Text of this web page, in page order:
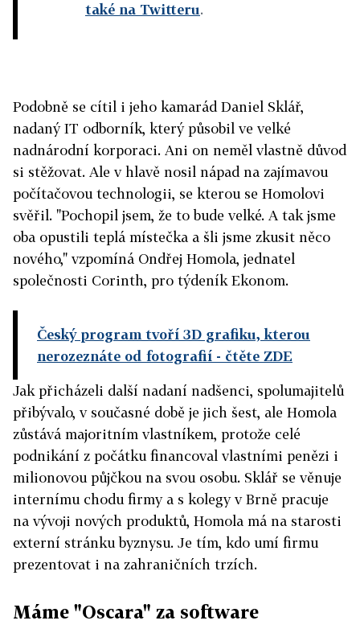
také na Twitteru.
Podobně se cítil i jeho kamarád Daniel Sklář,
nadaný IT odborník, který působil ve velké
nadnárodní korporaci. Ani on neměl vlastně důvod
si stěžovat. Ale v hlavě nosil nápad na zajímavou
počítačovou technologii, se kterou se Homolovi
svěřil. "Pochopil jsem, že to bude velké. A tak jsme
oba opustili teplá místečka a šli jsme zkusit něco
nového," vzpomíná Ondřej Homola, jednatel
společnosti Corinth, pro týdeník Ekonom.
Český program tvoří 3D grafiku, kterou
nerozeznáte od fotografií - čtěte ZDE
Jak přicházeli další nadaní nadšenci, spolumajitelů
přibývalo, v současné době je jich šest, ale Homola
zůstává majoritním vlastníkem, protože celé
podnikání z počátku financoval vlastními penězi i
milionovou půjčkou na svou osobu. Sklář se věnuje
internímu chodu firmy a s kolegy v Brně pracuje
na vývoji nových produktů, Homola má na starosti
externí stránku byznysu. Je tím, kdo umí firmu
prezentovat i na zahraničních trzích.
Máme "Oscara" za software